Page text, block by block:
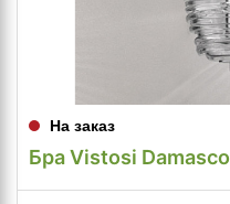
На заказ
Бра Vistosi Damasco